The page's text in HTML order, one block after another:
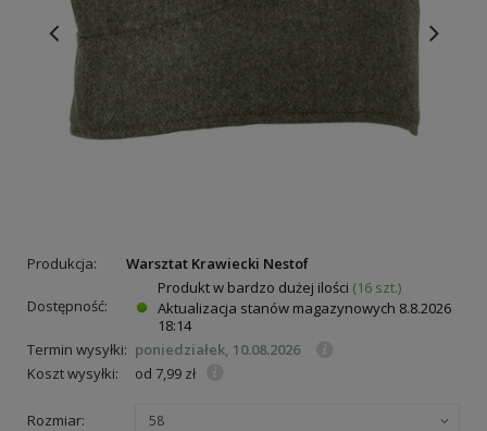
Produkcja: Warsztat Krawiecki Nestof
Dostępność:
Produkt w bardzo dużej ilości (16 szt.)
Aktualizacja stanów magazynowych 8.8.2026
18:14
Termin wysyłki: poniedziałek, 10.08.2026
Koszt wysyłki:
od 7,99 zł
Rozmiar: 58